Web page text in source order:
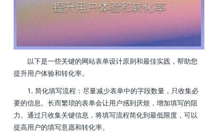
以下是一些关键的网站表单设计原则和最佳实践，帮助您
提升用户体验和转化率。
1. 简化填写流程：尽量减少表单中的字段数量，只收集必
要的信息。长而繁琐的表单会让用户感到厌烦，增加填写的阻
力。通过只收集关键信息，将填写流程简化到最低限度，可以
提高用户的填写意愿和转化率。